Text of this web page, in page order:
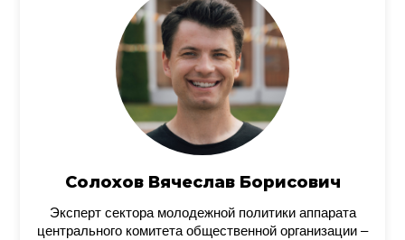
Солохов Вячеслав Борисович
Эксперт сектора молодежной политики аппарата
центрального комитета общественной организации –